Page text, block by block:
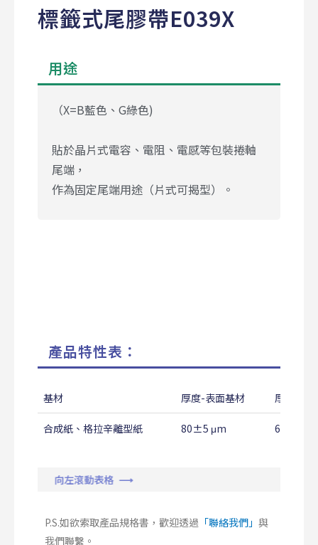
標籤式尾膠帶E039X
用途
（X=B藍色、G綠色)
貼於晶片式電容、電阻、電感等包裝捲軸
尾端，
作為固定尾端用途（片式可揭型）。
產品特性表：
基材 厚度-表面基材 厚度-剝
合成紙、格拉辛離型紙 80±5 μm 67±5
向左滾動表格 ⟶
P.S.如欲索取產品規格書，歡迎透過 「聯絡我們」 與
我們聯繫。